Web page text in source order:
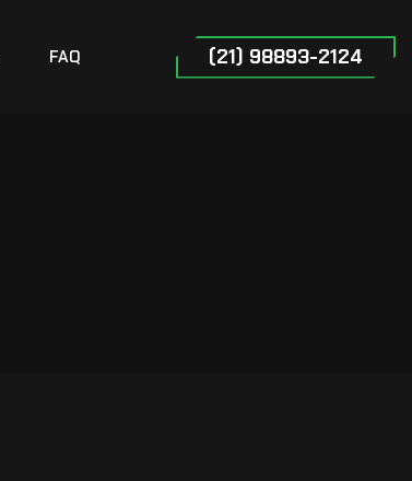
FAQ (21) 98893-2124